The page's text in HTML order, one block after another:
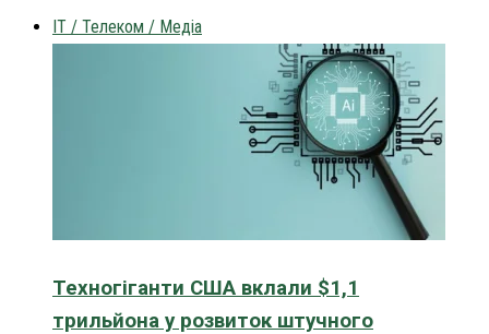
IT / Телеком / Медіа
Техногіганти США вклали $1,1
трильйона у розвиток штучного